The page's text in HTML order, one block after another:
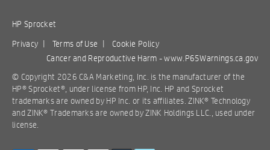
HP Sprocket
Privacy | Terms of Use |
Cookie Policy
Cancer and Reproductive Harm -www.P65Warnings.ca.gov
© Copyright 2026 C&A Marketing, Inc. is the manufacturer of the
HP® Sprocket®, under license from HP, Inc. HP and Sprocket
trademarks are owned by HP Inc. or its affiliates. ZINK® Technology
and ZINK® Trademarks are owned by ZINK Holdings LLC., used under
license.